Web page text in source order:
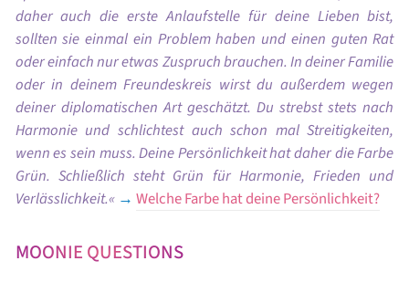
daher auch die erste Anlaufstelle für deine Lieben bist,
sollten sie einmal ein Problem haben und einen guten Rat
oder einfach nur etwas Zuspruch brauchen. In deiner Familie
oder in deinem Freundeskreis wirst du außerdem wegen
deiner diplomatischen Art geschätzt. Du strebst stets nach
Harmonie und schlichtest auch schon mal Streitigkeiten,
wenn es sein muss. Deine Persönlichkeit hat daher die Farbe
Grün. Schließlich steht Grün für Harmonie, Frieden und
Verlässlichkeit.
→ Welche Farbe hat deine Persönlichkeit?
MOONIE QUESTIONS